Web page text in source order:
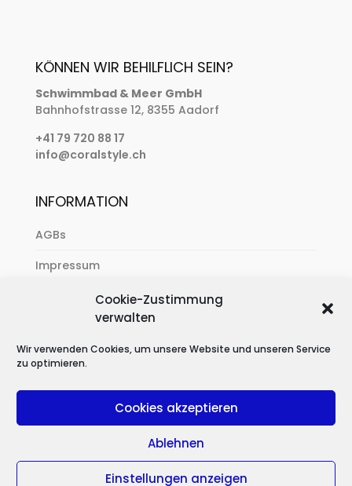
Cookie-Zustimmung
verwalten
Wir verwenden Cookies, um unsere Website und unseren Service
zu optimieren.
Cookies akzeptieren
Ablehnen
Einstellungen anzeigen
KÖNNEN WIR BEHILFLICH SEIN?
Schwimmbad & Meer GmbH
Bahnhofstrasse 12, 8355 Aadorf
+41 79 720 88 17
info@coralstyle.ch
INFORMATION
AGBs
Impressum
Zahlung & Versand
Datenschutzerklärung
CREATED WITH LOVE BYALEX |2026© CORALSTYLE